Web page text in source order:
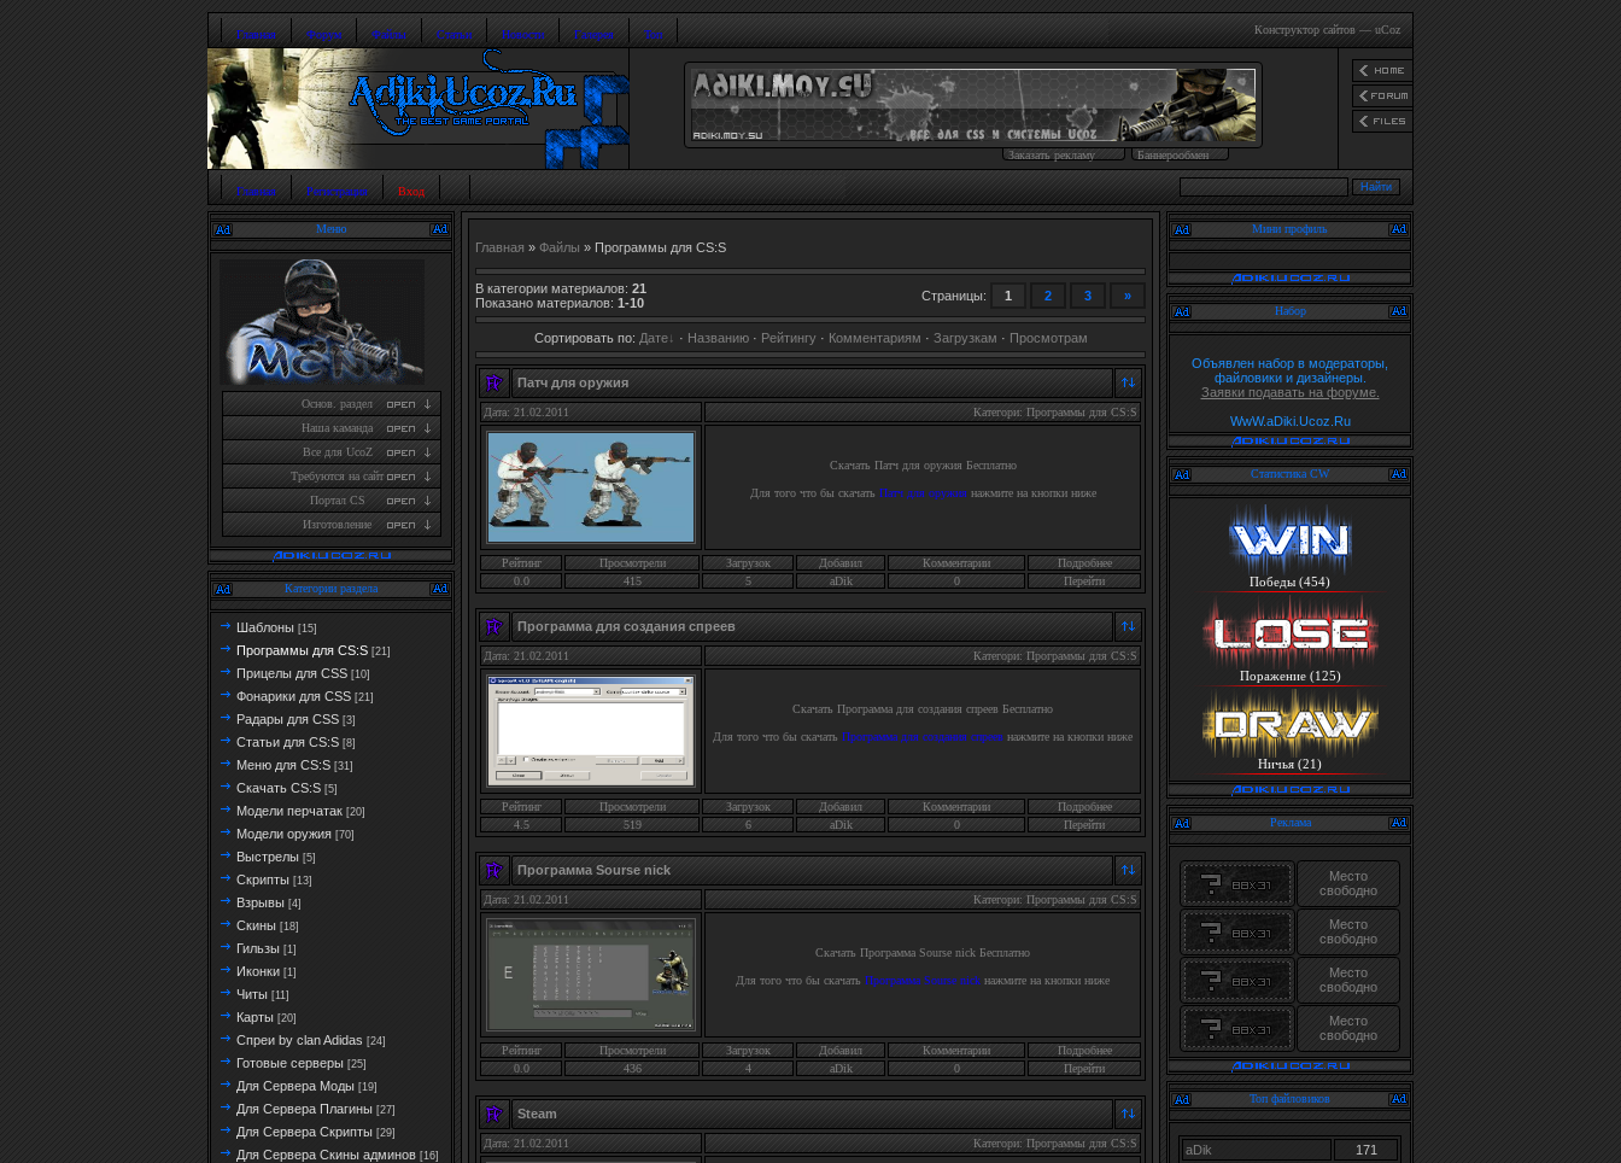
Главная Форум Файлы Статьи Новости Галерея Топ Конструктор сайтов — uCoz
Баннерообмен
Заказать рекламу
Главная Регистрация Вход
Меню
Основ. раздел
Наша каманда
Все для UcoZ
Требуются на сайт
Портал CS
Изготовление
Категории раздела
Шаблоны [15]
Программы для CS:S [21]
Прицелы для CSS [10]
Фонарики для CSS [21]
Радары для CSS [3]
Статьи для CS:S [8]
Меню для CS:S [31]
Скачать CS:S [5]
Модели перчатак [20]
Модели оружия [70]
Выстрелы [5]
Скрипты [13]
Взрывы [4]
Скины [18]
Гильзы [1]
Иконки [1]
Читы [11]
Карты [20]
Спреи by clan Adidas [24]
Готовые серверы [25]
Для Сервера Моды [19]
Для Сервера Плагины [27]
Для Сервера Скрипты [29]
Для Сервера Скины админов [16]
Главная » Файлы » Программы для CS:S
В категории материалов: 21
Показано материалов: 1-10 Страницы: 1 2 3 »
Сортировать по: Дате · Названию· Рейтингу· Комментариям · Загрузкам · Просмотрам
Патч для оружия
Дата: 21.02.2011 Категори: Программы для CS:S
Скачать Патч для оружия Бесплатно
Для того что бы скачать Патч для оружиянажмите на кнопки ниже
Рейтинг Просмотрели Загрузок Добавил Комментарии
Подробнее
0.0
415 5 aDik 0 Перейти
Программа для создания спреев
Дата: 21.02.2011 Категори: Программы для CS:S
Скачать Программа для создания спреев Бесплатно
Для того что бы скачать Программа для создания спреев нажмите на кнопки ниже
Рейтинг Просмотрели Загрузок Добавил Комментарии
Подробнее
4.5
519 6 aDik 0 Перейти
Программа Sourse nick
Дата: 21.02.2011 Категори: Программы для CS:S
Скачать Программа Sourse nick Бесплатно
Для того что бы скачать Программа Sourse nick нажмите на кнопки ниже
Рейтинг Просмотрели Загрузок Добавил Комментарии
Подробнее
0.0
436 4 aDik 0 Перейти
Steam
Дата: 21.02.2011 Категори: Программы для CS:S
Мини профиль
Набор
Объявлен набор в модераторы,
файловики и дизайнеры.
Заявки подавать на форуме.
WwW.aDiki.Ucoz.Ru
Статистика CW
Победы (454)
Поражение (125)
Ничья (21)
Реклама
Место
свободно
Место
свободно
Место
свободно
Место
свободно
Топ файловиков
aDik 171